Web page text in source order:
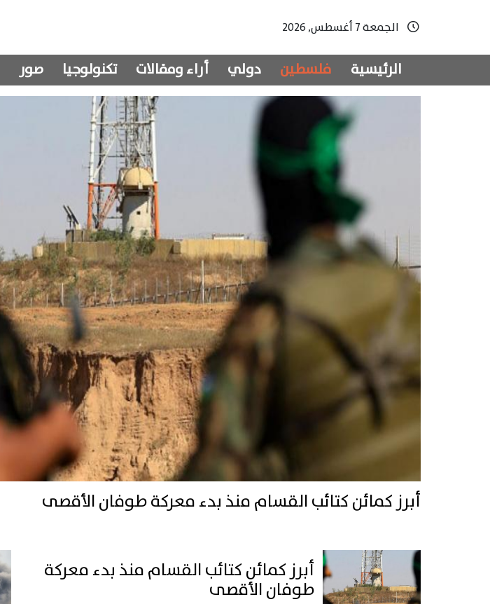
الجمعة 7 أغسطس, 2026
الرئيسية فلسطين دولي أراء ومقالات تكنولوجيا صور
أبرز كمائن كتائب القسام منذ بدء معركة طوفان الأقصى
أبرز كمائن كتائب القسام منذ بدء معركة
طوفان الأقصى